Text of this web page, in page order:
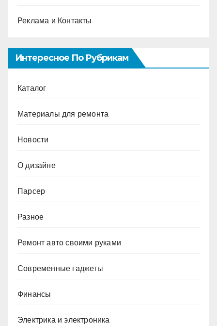
Реклама и Контакты
Интересное По Рубрикам
Каталог
Материалы для ремонта
Новости
О дизайне
Парсер
Разное
Ремонт авто своими руками
Современные гаджеты
Финансы
Электрика и электроника